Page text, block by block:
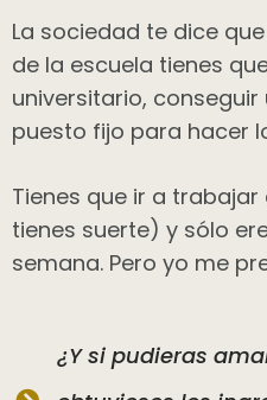
La sociedad te dice
de la escuela tienes
universitario,
puesto fijo para hacer
Tienes que ir a trabajar
tienes suerte) y sólo
semana. Pero yo me
¿Y si pudieras